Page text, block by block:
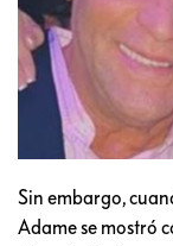
Sin embargo,
Adame se mostró